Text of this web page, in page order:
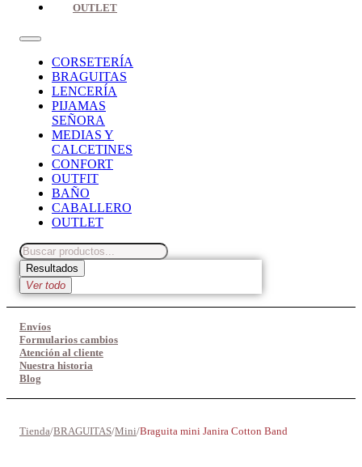
OUTLET
CORSETERÍA
BRAGUITAS
LENCERÍA
PIJAMAS
SEÑORA
MEDIAS Y
CALCETINES
CONFORT
OUTFIT
BAÑO
CABALLERO
OUTLET
Search
...Resultados
Ver todo
Envíos
Formularios cambios
Atención al cliente
Nuestra historia
Blog
Tienda/BRAGUITAS/Mini/Braguita mini Janira Cotton Band